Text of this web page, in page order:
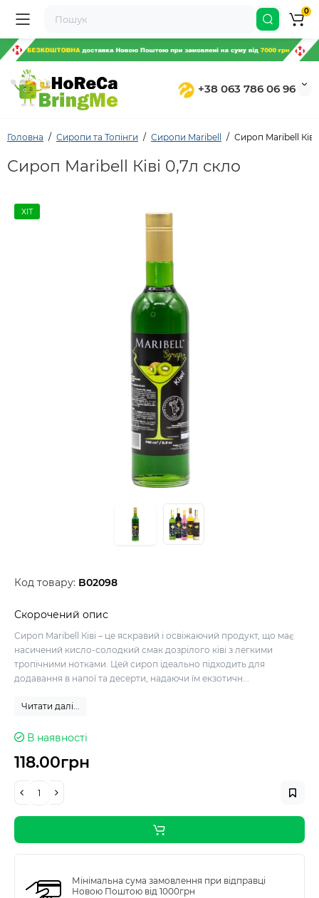
+38 063 786 06 96
0
Головна Сиропи та Топінги Сиропи Maribell Сироп Maribell
Сироп Maribell Ківі 0,7л скло
ХІТ
Код товару: B02098
Скорочений опис
Сироп Maribell Ківі – це яскравий і освіжаючий продукт, що має
насичений кисло-солодкий смак дозрілого ківі з легкими
тропічними нотками. Цей сироп ідеально підходить для
додавання в напої та десерти, надаючи їм екзотичн...
Читати далі...
В наявності
118.00грн
Мінімальна сума замовлення при відправці
Новою Поштою від 1000грн